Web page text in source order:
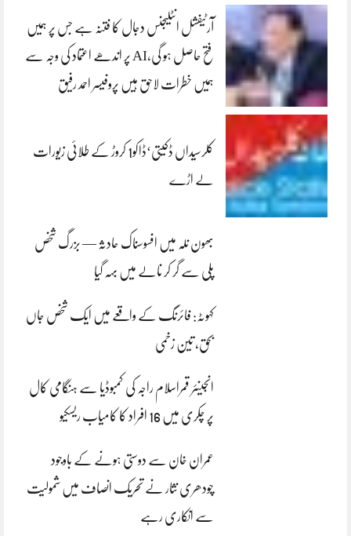
آرٹیفشل انٹلیجنس دجال کا فتنہ ہے جس پر ہمیں
فتح حاصل ہو گی،AI پر اندھے اعتماد کی وجہ سے
ہمیں خطرات لاحق ہیں پروفیسر احمد رفیق
کلرسیداں ڈکیتی‘ڈاکو1 کروڑ کے طلائی زیورات
لے اڑے
بھون نلہ میں افسوسناک حادثہ — بزرگ شخص
پلی سے گر کر نالے میں بہہ گیا
کہوٹہ: فائرنگ کے واقعے میں ایک شخص جاں
بحق، تین زخمی
انجینئر قمراسلام راجہ کی کمبوڈیا سے ہنگامی کال
پر چکری میں 16 افراد کا کامیاب ریسکیو
عمران خان سے دوستی ہونے کے باوجود
چودھری نثار نے تحریک انصاف میں شمولیت
سے انکاری رہے